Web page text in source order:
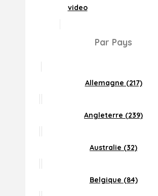
video
Par Pays
Allemagne (217)
Angleterre (239)
Australie (32)
Belgique (84)